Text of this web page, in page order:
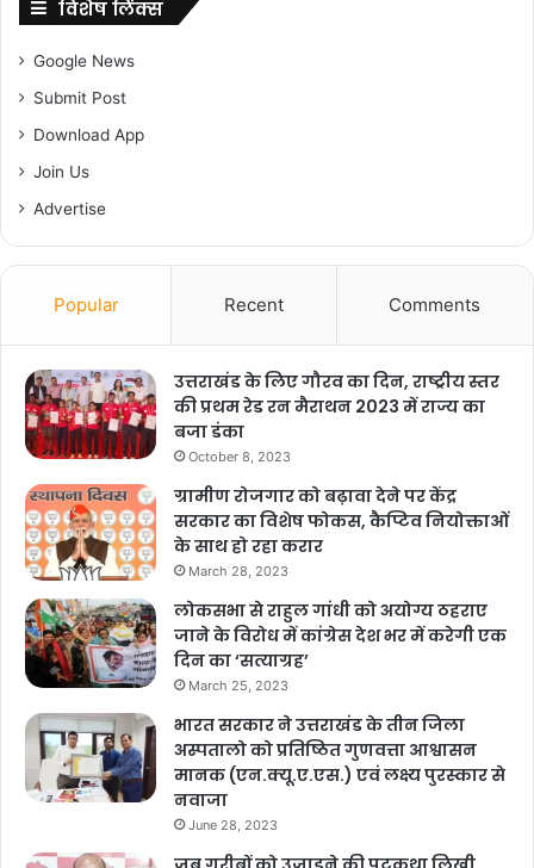
विशेष लिंक्स
Google News
Submit Post
Download App
Join Us
Advertise
Popular Recent Comments
उत्तराखंड के लिए गौरव का दिन, राष्ट्रीय स्तर
की प्रथम रेड रन मैराथन 2023 में राज्य का
बजा डंका
October 8, 2023
ग्रामीण रोजगार को बढ़ावा देने पर केंद्र
सरकार का विशेष फोकस, कैप्टिव नियोक्ताओं
के साथ हो रहा करार
March 28, 2023
लोकसभा से राहुल गांधी को अयोग्य ठहराए
जाने के विरोध में कांग्रेस देश भर में करेगी एक
दिन का ‘सत्याग्रह’
March 25, 2023
भारत सरकार ने उत्तराखंड के तीन जिला
अस्पतालो को प्रतिष्ठित गुणवत्ता आश्वासन
मानक (एन.क्यू.ए.एस.) एवं लक्ष्य पुरस्कार से
नवाजा
June 28, 2023